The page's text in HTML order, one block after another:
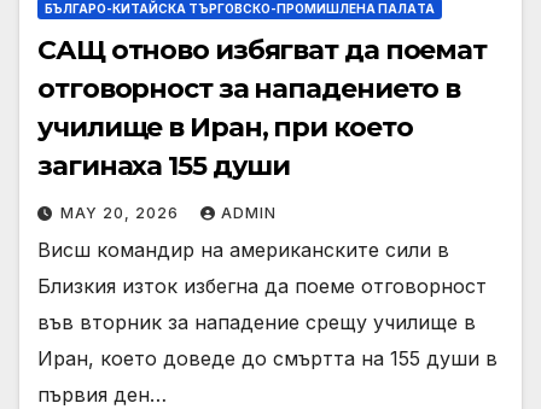
БЪЛГАРО-КИТАЙСКА ТЪРГОВСКО-ПРОМИШЛЕНА ПАЛAТА
САЩ отново избягват да поемат
отговорност за нападението в
училище в Иран, при което
загинаха 155 души
MAY 20, 2026 ADMIN
Висш командир на американските сили в
Близкия изток избегна да поеме отговорност
във вторник за нападение срещу училище в
Иран, което доведе до смъртта на 155 души в
първия ден…